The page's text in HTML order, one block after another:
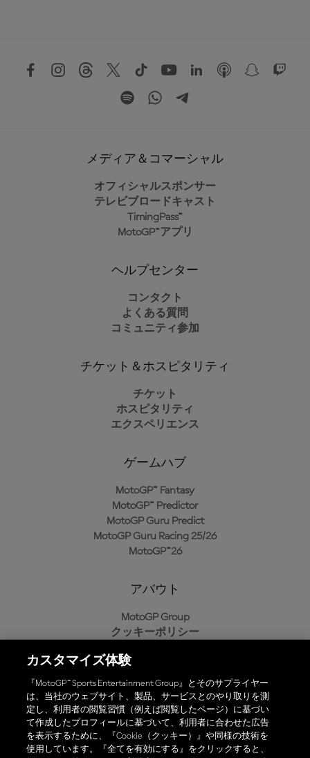
メディア＆コマーシャル
オフィシャルスポンサー
テレビブロードキャスト
TimingPass™
MotoGP™アプリ
ヘルプセンター
コンタクト
よくある質問
コミュニティ参加
チケット＆ホスピタリティ
チケット
ホスピタリティ
エクスペリエンス
ゲームハブ
MotoGP™ Fantasy
MotoGP™ Predictor
MotoGP Guru Predict
MotoGP Guru Racing 25/26
MotoGP™26
アバウト
MotoGP Group
クッキーポリシー
プライバシーポリシー
購入ポリシー
オフィシャルアプリ
カスタマイズ体験
『MotoGP™ Sports Entertainment Group』とそのサプライヤー
は、当社のウェブサイト、製品、サービスとのやり取りを測
定し、利用者の閲覧習慣（例えば閲覧したページ）に基づい
て作成したプロフィールに基づいて、利用者に合わせた広告
を表示するために、『Cookie（クッキー）』や同様の技術を
使用しています。『全てを有効にする』をクリックすると、